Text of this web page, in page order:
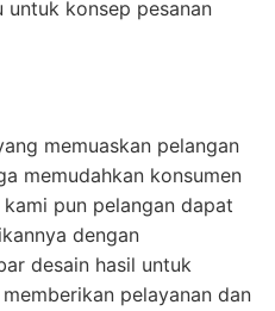
konsep pesanan
memuaskan pelangan
memudahkan konsumen
pun pelangan dapat
dengan
desain hasil untuk
pelayanan dan